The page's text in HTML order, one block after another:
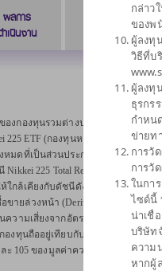
ผลการ
เนินงาน
สั่งซื้อขาย
งกองทุนรวมต่างประเทศเพียงกองทุนเ
225 ETF (กองทุนหลัก) ในสกุลเงินเ
มดที่เป็นส่วนประกอบ รวมถึงที่ถูกกำ
225 Total Return Index โดยมีวั
กล้เคียงกับดัชนีดังกล่าว
ายล่วงหน้า (Derivatives) เพื่อป้องกัน
ความเสี่ยงจากอัตราแลกเปลี่ยนของ
กองทุนถืออยู่เทียบกับสกุลเงินบาท ณ
ะ 105 ของมูลค่าความเสี่ยงที่มีอยู่
กล่าว
ของพ
ผู้ลงทุ
วิธีที่บ
ผู้ลงทุ
ธุรกร
กำหน
ข่ายท
การวั
การวั
ในกา
ไซด์นี้
น่าเชื่
บริษัท
ความ
หากผู้